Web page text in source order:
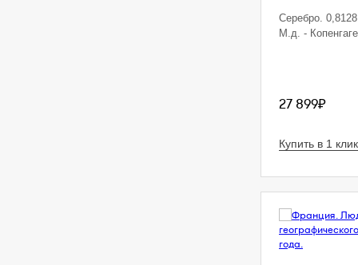
Серебро.
М.д. -
27 899₽
Купить в 1 клик